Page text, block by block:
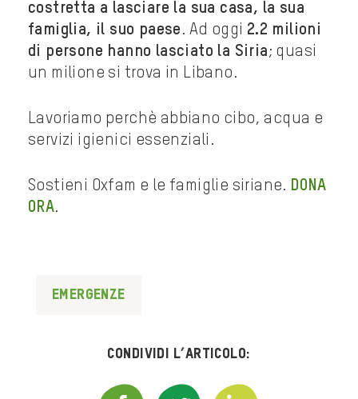
costretta a lasciare la sua casa, la sua
famiglia, il suo paese . Ad oggi 2.2 milioni
di persone hanno lasciato la Siria; quasi
un milione si trova in Libano.
Lavoriamo perchè abbiano cibo, acqua e
servizi igienici essenziali.
Sostieni Oxfam e le famiglie siriane. DONA
ORA.
Emergenze
Condividi l’articolo: